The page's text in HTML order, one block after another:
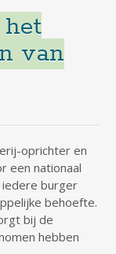
van
oprichter en
een nationaal
iedere burger
behoefte.
bij de
hebben